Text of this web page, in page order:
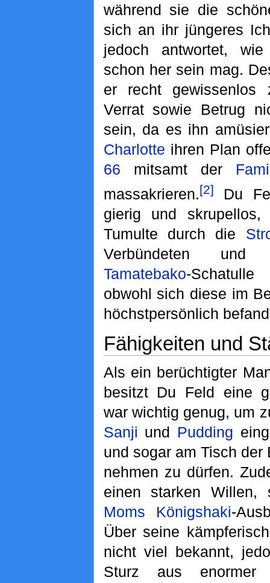
während sie die
sich an ihr jüngeres
jedoch antwortet,
schon her sein mag.
er recht
Verrat sowie Betrug
sein, da es ihn
Charlotte ihren Plan
66 mitsamt der
massakrieren.[2]
Du
gierig und
Tumulte durch die
Verbündeten
Tamatebako-
obwohl sich diese im
höchstpersönlich
Fähigkeiten und
Als ein berüchtigter
besitzt Du Feld eine
war wichtig genug, um
Sanji und Pudding
und sogar am Tisch
nehmen zu dürfen.
einen starken
Moms
Königshaki-
Über seine
nicht viel bekannt,
Sturz aus enormer